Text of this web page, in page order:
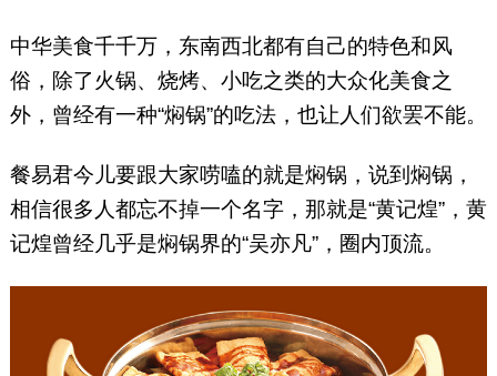
中华美食千千万，东南西北都有自己的特色和风
俗，除了火锅、烧烤、小吃之类的大众化美食之
外，曾经有一种“焖锅”的吃法，也让人们欲罢不能。
餐易君今儿要跟大家唠嗑的就是焖锅，说到焖锅，
相信很多人都忘不掉一个名字，那就是“黄记煌”，黄
记煌曾经几乎是焖锅界的“吴亦凡”，圈内顶流。